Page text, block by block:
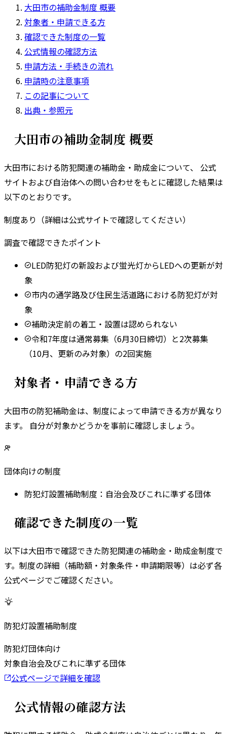
大田市の補助金制度 概要
対象者・申請できる方
確認できた制度の一覧
公式情報の確認方法
申請方法・手続きの流れ
申請時の注意事項
この記事について
出典・参照元
大田市の補助金制度 概要
大田市における防犯関連の補助金・助成金について、 公式
サイトおよび自治体への問い合わせをもとに確認した結果は
以下のとおりです。
制度あり（詳細は公式サイトで確認してください）
調査で確認できたポイント
LED防犯灯の新設および蛍光灯からLEDへの更新が対
象
市内の通学路及び住民生活道路における防犯灯が対
象
補助決定前の着工・設置は認められない
令和7年度は通常募集（6月30日締切）と2次募集
（10月、更新のみ対象）の2回実施
対象者・申請できる方
大田市の防犯補助金は、制度によって申請できる方が異なり
ます。 自分が対象かどうかを事前に確認しましょう。
団体向けの制度
防犯灯設置補助制度 ： 自治会及びこれに準ずる団体
確認できた制度の一覧
以下は大田市で確認できた防犯関連の補助金・助成金制度で
す。 制度の詳細（補助額・対象条件・申請期限等）は必ず各
公式ページでご確認ください。
防犯灯設置補助制度
防犯灯団体向け
対象自治会及びこれに準ずる団体
公式ページで詳細を確認
公式情報の確認方法